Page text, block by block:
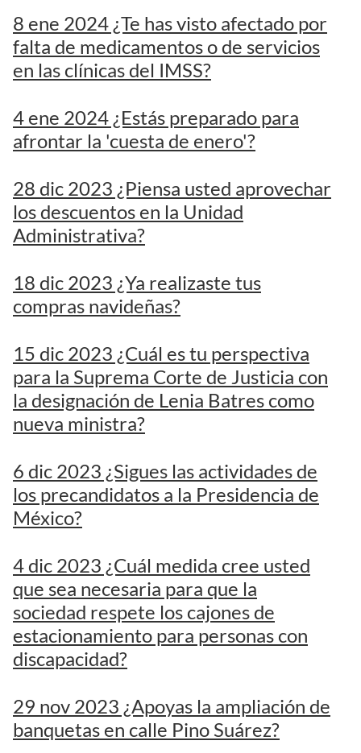
8 ene 2024 ¿Te has visto afectado por
falta de medicamentos o de servicios
en las clínicas del IMSS?
4 ene 2024 ¿Estás preparado para
afrontar la 'cuesta de enero'?
28 dic 2023 ¿Piensa usted aprovechar
los descuentos en la Unidad
Administrativa?
18 dic 2023 ¿Ya realizaste tus
compras navideñas?
15 dic 2023 ¿Cuál es tu perspectiva
para la Suprema Corte de Justicia con
la designación de Lenia Batres como
nueva ministra?
6 dic 2023 ¿Sigues las actividades de
los precandidatos a la Presidencia de
México?
4 dic 2023 ¿Cuál medida cree usted
que sea necesaria para que la
sociedad respete los cajones de
estacionamiento para personas con
discapacidad?
29 nov 2023 ¿Apoyas la ampliación de
banquetas en calle Pino Suárez?